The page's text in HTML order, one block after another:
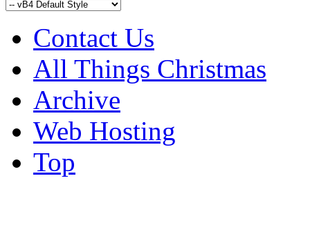
Contact Us
All Things Christmas
Archive
Web Hosting
Top